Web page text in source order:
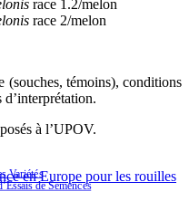
race 1.2/melon
race 2/melon
(souches, témoins), conditions
d’interprétation.
à l’UPOV.
en Europe pour les rouilles
Variétés
de Semences